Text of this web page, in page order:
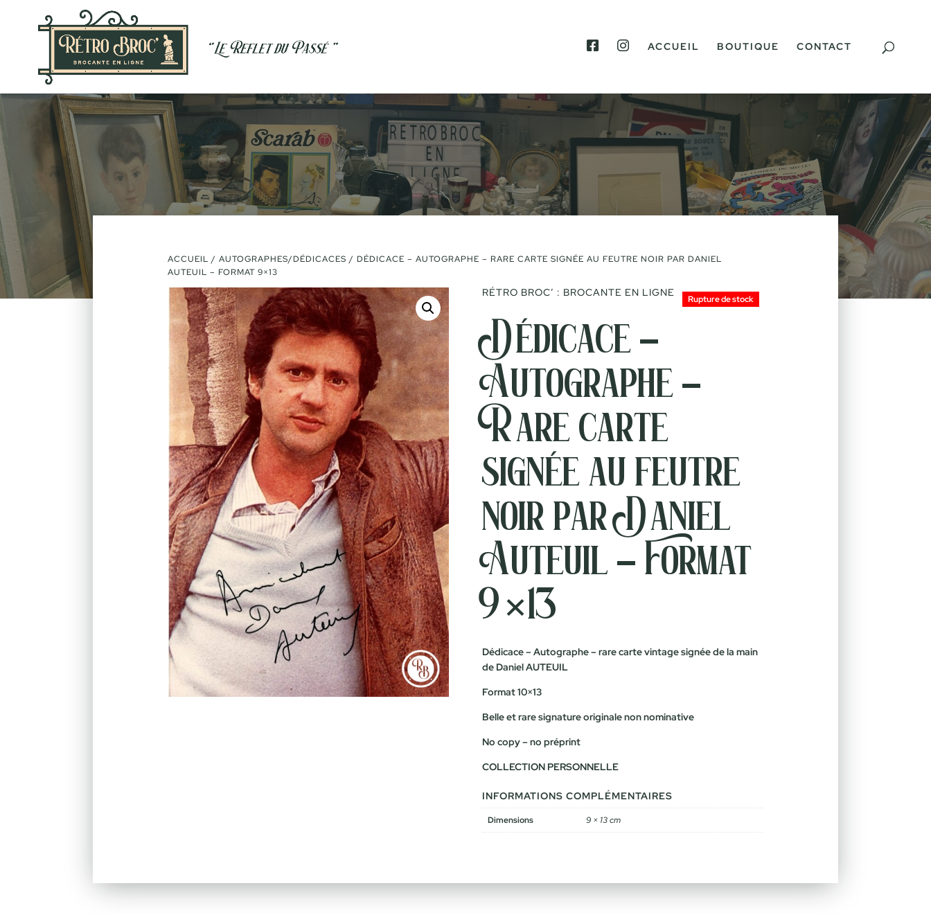
O
K
G
R
A
M
ACCUEIL BOUTIQUE CONTACT
VENDU
ACCUEIL / AUTOGRAPHES/DÉDICACES / DÉDICACE – AUTOGRAPHE – RARE CARTE SIGNÉE AU FEUTRE NOIR PAR DANIEL
AUTEUIL – FORMAT 9×13
RÉTRO BROC’ : BROCANTE EN LIGNE
Dédicace –
Autographe –
Rare carte
signée au feutre
noir par Daniel
Auteuil – Format
9×13
Rupture de stock
Dédicace – Autographe – rare carte vintage signée de la main
de Daniel AUTEUIL
Format 10×13
Belle et rare signature originale non nominative
No copy – no préprint
COLLECTION PERSONNELLE
INFORMATIONS COMPLÉMENTAIRES
Dimensions 9 × 13 cm